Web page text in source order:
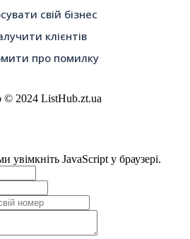
свій бізнес
клієнтів
про помилку
© 2024 ListHub.zt.ua
увімкніть JavaScript у браузері.